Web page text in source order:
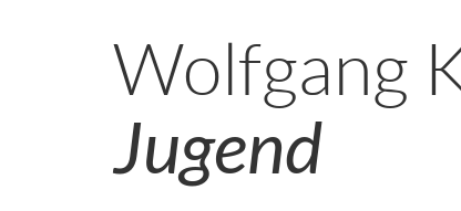
Wolfgang
Jugend